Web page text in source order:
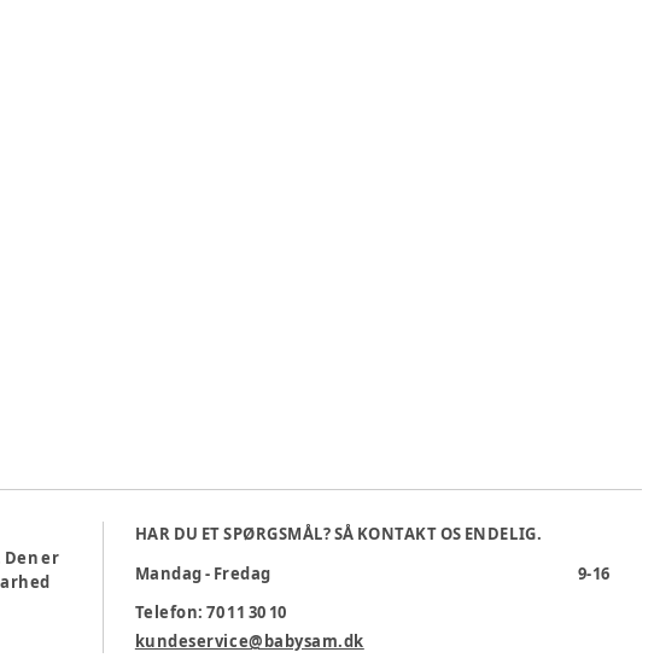
er
HAR DU ET SPØRGSMÅL? SÅ KONTAKT OS ENDELIG.
Mandag - Fredag
9-16
Telefon: 70 11 30 10
kundeservice@babysam.dk